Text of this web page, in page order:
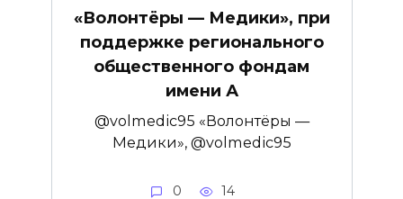
«Волонтёры — Медики», при
поддержке регионального
общественного фондам
имени А
@volmedic95 «Волонтёры —
Медики», @volmedic95
0 14